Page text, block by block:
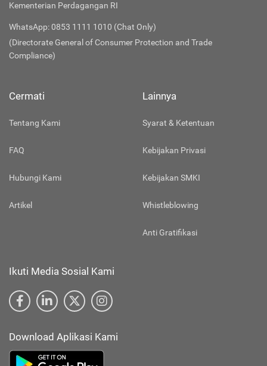
Kementerian Perdagangan RI
WhatsApp: 0853 1111 1010 (Chat Only)
(Directorate General of Consumer Protection and Trade
Compliance)
Cermati
Tentang Kami
FAQ
Hubungi Kami
Artikel
Lainnya
Syarat & Ketentuan
Kebijakan Privasi
Kebijakan SMKI
Whistleblowing
Anti Gratifikasi
Ikuti Media Sosial Kami
Download Aplikasi Kami